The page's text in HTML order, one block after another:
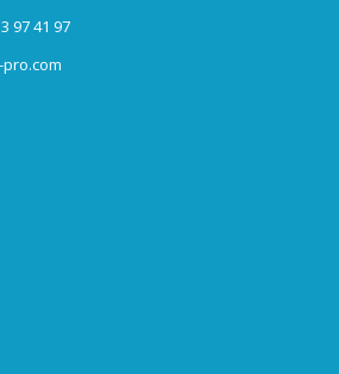
97 41 97